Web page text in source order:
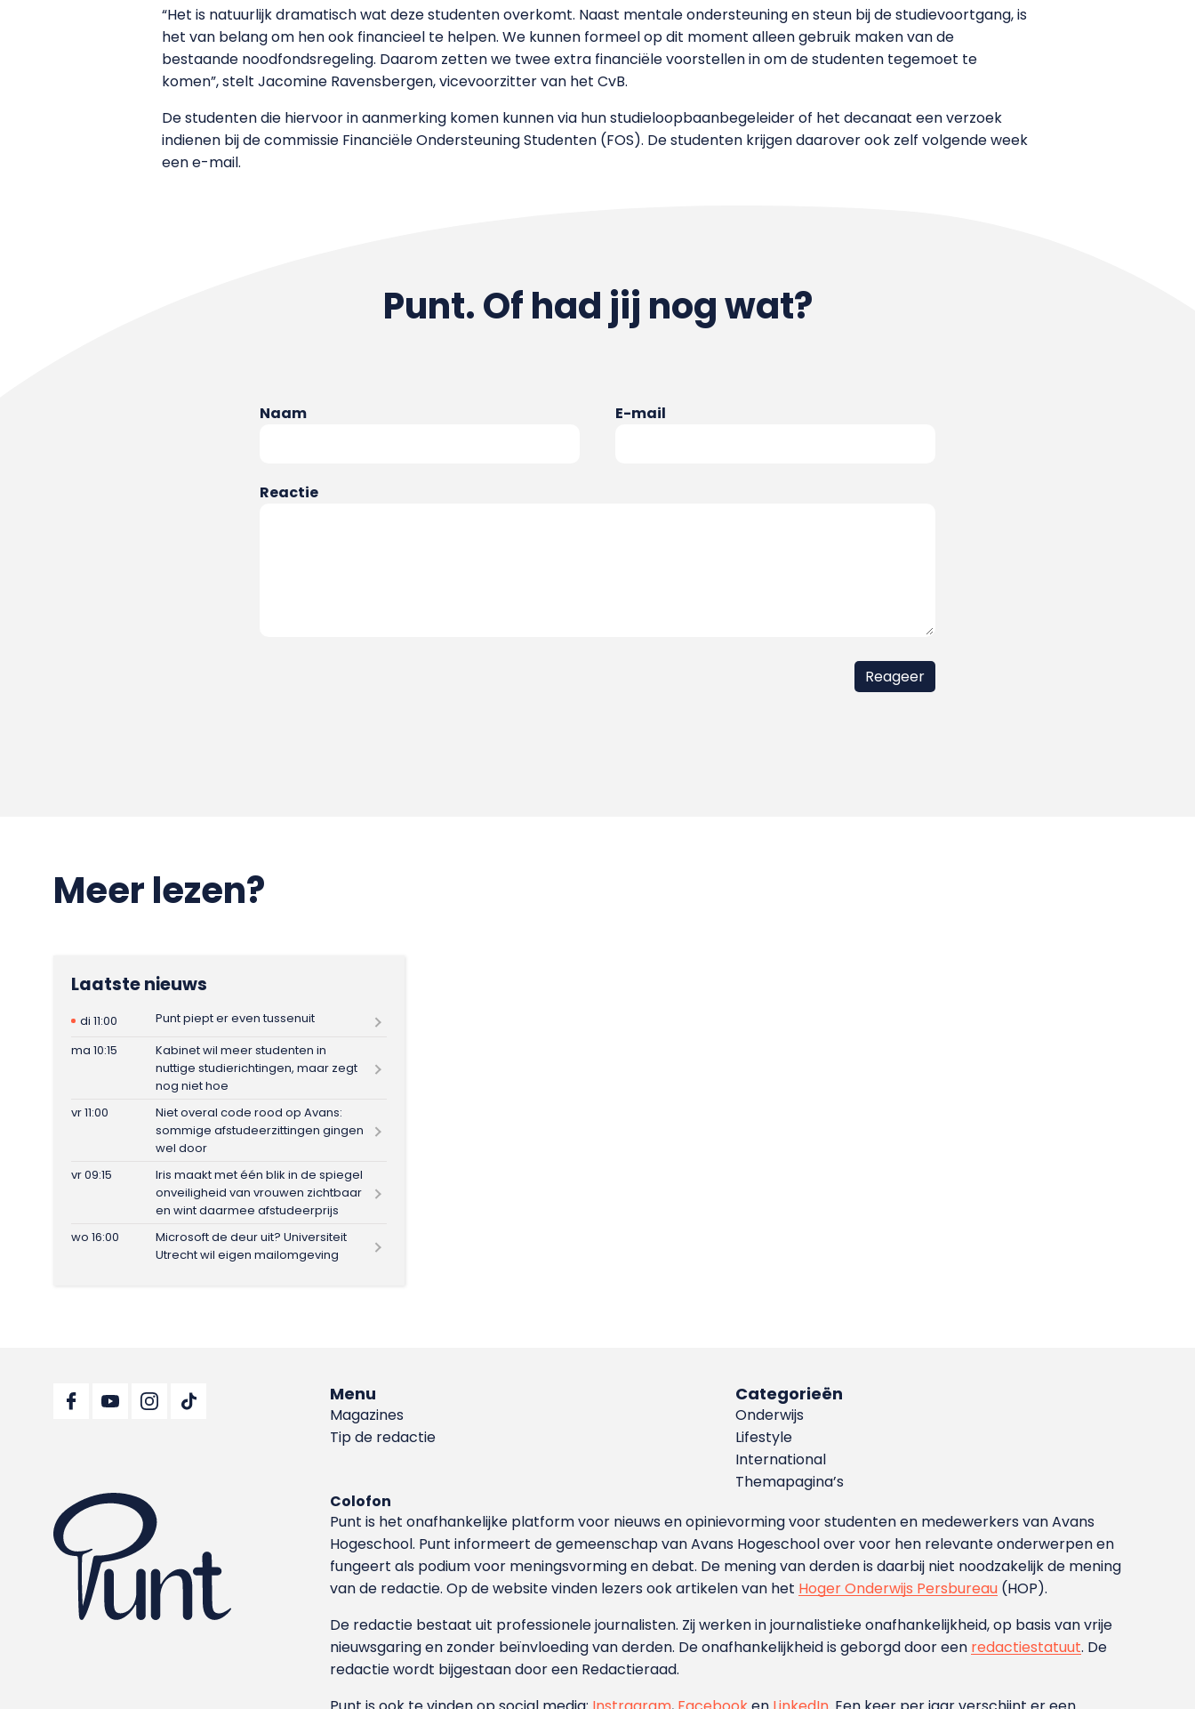
“Het is natuurlijk dramatisch wat deze studenten overkomt. Naast mentale ondersteuning en steun bij de studievoortgang, is
het van belang om hen ook financieel te helpen. We kunnen formeel op dit moment alleen gebruik maken van de
bestaande noodfondsregeling. Daarom zetten we twee extra financiële voorstellen in om de studenten tegemoet te
komen”, stelt Jacomine Ravensbergen, vicevoorzitter van het CvB.
De studenten die hiervoor in aanmerking komen kunnen via hun studieloopbaanbegeleider of het decanaat een verzoek
indienen bij de commissie Financiële Ondersteuning Studenten (FOS). De studenten krijgen daarover ook zelf volgende week
een e-mail.
Punt. Of had jij nog wat?
Naam E-mail
Reactie
Meer lezen?
Laatste nieuws
di 11:00
Punt piept er even tussenuit
ma 10:15
Kabinet wil meer studenten in
nuttige studierichtingen, maar zegt
nog niet hoe
vr 11:00
Niet overal code rood op Avans:
sommige afstudeerzittingen gingen
wel door
vr 09:15
Iris maakt met één blik in de spiegel
onveiligheid van vrouwen zichtbaar
en wint daarmee afstudeerprijs
wo 16:00
Microsoft de deur uit? Universiteit
Utrecht wil eigen mailomgeving
Menu
Magazines
Tip de redactie
Categorieën
Onderwijs
Lifestyle
International
Themapagina’s
Colofon
Punt is het onafhankelijke platform voor nieuws en opinievorming voor studenten en medewerkers van Avans
Hoge­school. Punt informeert de gemeenschap van Avans Hogeschool over voor hen relevante onderwerpen en
fungeert als podium voor meningsvorming en debat. De mening van derden is daarbij niet noodzakelijk de mening
van de redactie. Op de website vinden lezers ook artikelen van het Hoger Onderwijs Persbureau (HOP).
De redactie bestaat uit professionele journalisten. Zij werken in journalistieke onafhankelijkheid, op basis van vrije
nieuwsgaring en zonder beïnvloeding van derden. De onafhankelijkheid is geborgd door een redactiestatuut. De
redactie wordt bijgestaan door een Redactieraad.